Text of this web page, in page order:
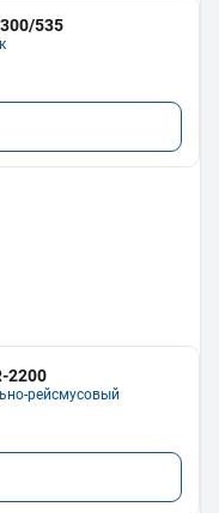
535
2200
рейсмусовый